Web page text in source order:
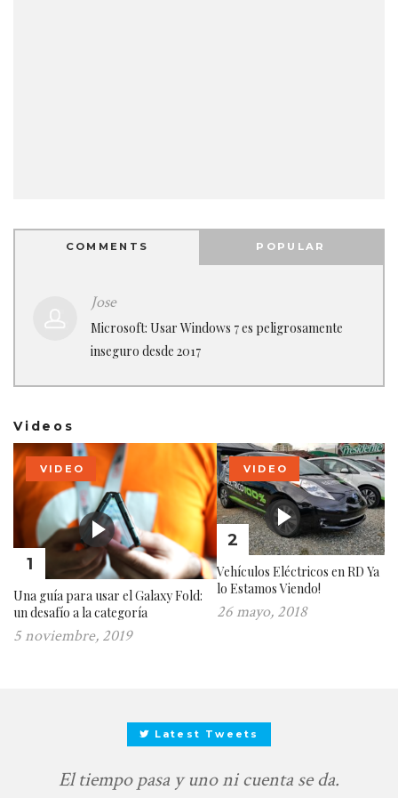
COMMENTS POPULAR
Jose
Microsoft: Usar Windows 7 es peligrosamente
inseguro desde 2017
Videos
1
VIDEO
Una guía para usar el Galaxy Fold:
un desafío a la categoría
5 noviembre, 2019
2
VIDEO
Vehículos Eléctricos en RD Ya
lo Estamos Viendo!
26 mayo, 2018
Latest Tweets
El tiempo pasa y uno ni cuenta se da.